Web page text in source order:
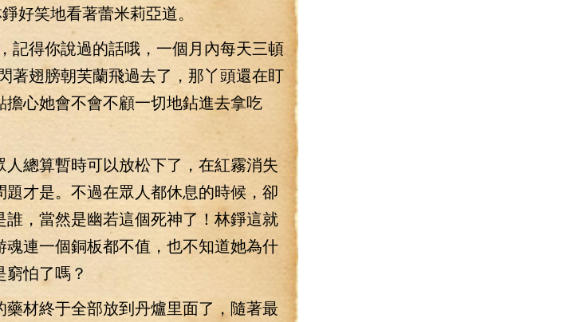
笑地看著蕾米莉亞道。
得你說過的話哦，一個月內每天三頓
著翅膀朝芙蘭飛過去了，那丫頭還在盯
心她會不會不顧一切地鉆進去拿吃
算暫時可以放松下了，在紅霧消失
才是。不過在眾人都休息的時候，卻
，當然是幽若這個死神了！林錚這就
連一個銅板都不值，也不知道她為什
怕了嗎？
材終于全部放到丹爐里面了，隨著最